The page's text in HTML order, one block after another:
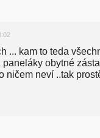
... kam to teda
obytné
ničem neví ..tak